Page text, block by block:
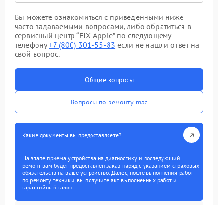
Вы можете ознакомиться с приведенными ниже
часто задаваемыми вопросами, либо обратиться в
сервисный центр “FIX-Apple” по следующему
телефону+7 (800) 301-55-83 если не нашли ответ на
свой вопрос.
Общие вопросы
Вопросы по ремонту mac
Какие документы вы предоставляете?
На этапе приема устройства на диагностику и последующий
ремонт вам будет предоставлен заказ-наряд с указанием страховых
обязательств на ваше устройство. Далее, после выполнения работ
по ремонту техники, вы получите акт выполненных работ и
гарантийный талон.